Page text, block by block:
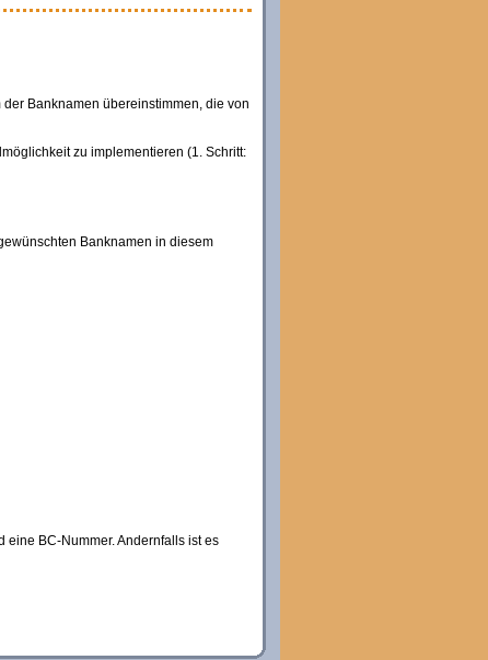
Banknamen übereinstimmen, die von
zu implementieren (1. Schritt:
Banknamen in diesem
BC-Nummer. Andernfalls ist es